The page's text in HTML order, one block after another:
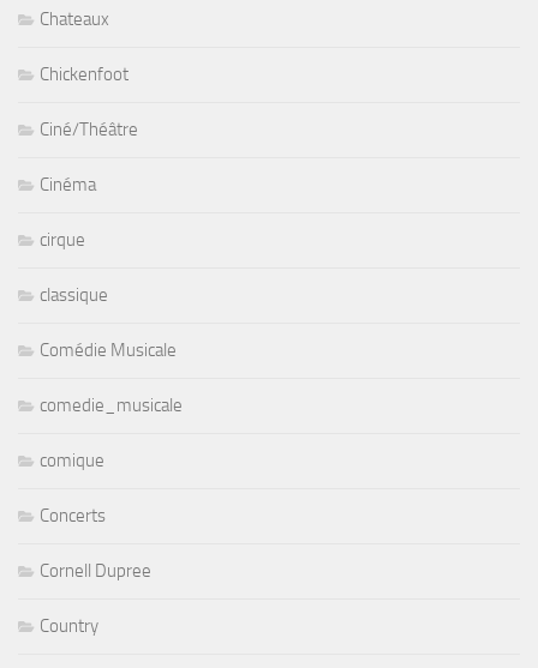
Chateaux
Chickenfoot
Ciné/Théâtre
Cinéma
cirque
classique
Comédie Musicale
comedie_musicale
comique
Concerts
Cornell Dupree
Country